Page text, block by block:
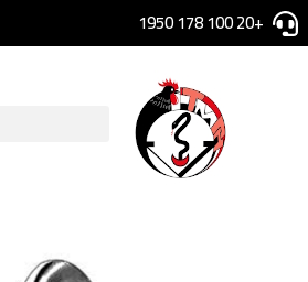
تخطي
إلى
+20 100 178 1950